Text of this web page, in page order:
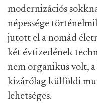
modernizációs
népessége
jutott el a nomád
két évtizedének
nem organikus volt,
kizárólag külföldi
lehetséges.